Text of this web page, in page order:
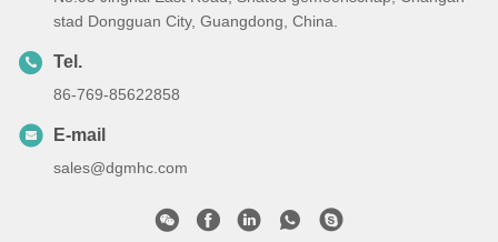
stad Dongguan City, Guangdong, China.
Tel.
86-769-85622858
E-mail
sales@dgmhc.com